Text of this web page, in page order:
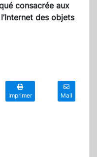
consacrée aux
des objets
Imprimer Mail